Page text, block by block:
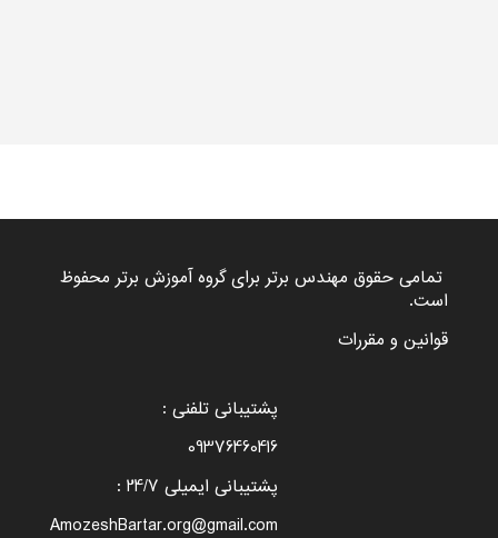
تمامی حقوق مهندس برتر برای گروهآموزش برترمحفوظ
است.
قوانین و مقررات
پشتیبانی تلفنی :
09376460416
پشتیبانی ایمیلی 24/7 :
AmozeshBartar.org@gmail.com